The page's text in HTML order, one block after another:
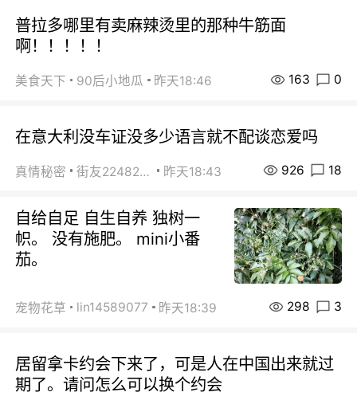
普拉多哪里有卖麻辣烫里的那种牛筋面
啊！！！！！
美食天下 90后小地瓜 昨天18:46 163 0
在意大利没车证没多少语言就不配谈恋爱吗
真情秘密 街友22482465 昨天18:43 926 18
自给自足 自生自养 独树一
帜。 没有施肥。 mini小番
茄。
宠物花草 lin14589077 昨天18:39 298 3
居留拿卡约会下来了，可是人在中国出来就过
期了。请问怎么可以换个约会